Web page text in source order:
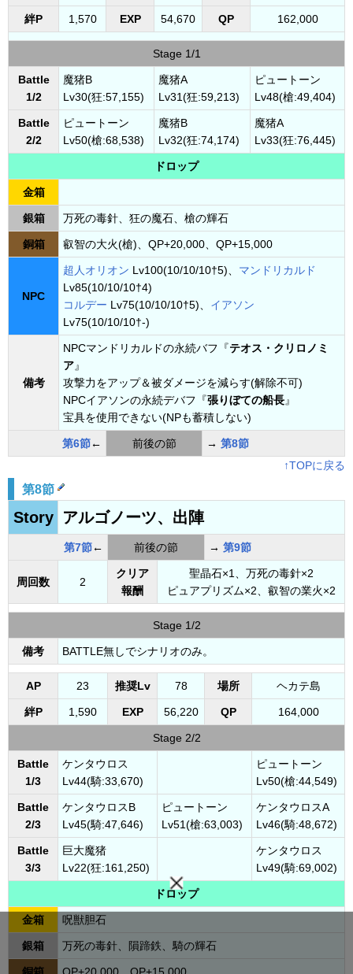
絆P 1,570 EXP 54,670 QP 162,000
Stage 1/1
Battle
1/2
魔猪B
Lv30(狂:57,155)
魔猪A
Lv31(狂:59,213)
ピュートーン
Lv48(槍:49,404)
Battle
2/2
ピュートーン
Lv50(槍:68,538)
魔猪B
Lv32(狂:74,174)
魔猪A
Lv33(狂:76,445)
ドロップ
金箱
銀箱 万死の毒針、狂の魔石、槍の輝石
銅箱 叡智の大火(槍)、QP+20,000、QP+15,000
NPC
超人オリオン Lv100(10/10/10†5)、 マンドリカルド
Lv85(10/10/10†4)
コルデー Lv75(10/10/10†5)、 イアソン
Lv75(10/10/10†-)
備考
NPCマンドリカルドの永続バフ『テオス・クリロノミ
ア』
攻撃力をアップ＆被ダメージを減らす(解除不可)
NPCイアソンの永続デバフ『張りぼての船長』
宝具を使用できない(NPも蓄積しない)
第6節← 前後の節 → 第8節
↑TOPに戻る
第8節
Story アルゴノーツ、出陣
第7節← 前後の節 → 第9節
周回数 2
クリア
報酬
聖晶石×1、万死の毒針×2
ピュアプリズム×2、叡智の業火×2
Stage 1/2
備考 BATTLE無しでシナリオのみ。
AP 23 推奨Lv 78 場所 ヘカテ島
絆P 1,590 EXP 56,220 QP 164,000
Stage 2/2
Battle
1/3
ケンタウロス
Lv44(騎:33,670)
ピュートーン
Lv50(槍:44,549)
Battle
2/3
ケンタウロスB
Lv45(騎:47,646)
ピュートーン
Lv51(槍:63,003)
ケンタウロスA
Lv46(騎:48,672)
Battle
3/3
巨大魔猪
Lv22(狂:161,250)
ケンタウロス
Lv49(騎:69,002)
ドロップ
金箱 呪獣胆石
銀箱 万死の毒針、隕蹄鉄、騎の輝石